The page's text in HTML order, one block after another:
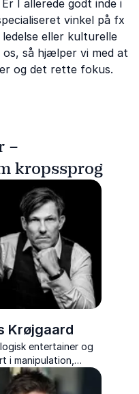
I allerede godt inde i
vinkel på fx
eller kulturelle
så hjælper vi med at
og det rette fokus.
–
kropssprog
Krøjgaard
entertainer og
i manipulation,
og menneskelig